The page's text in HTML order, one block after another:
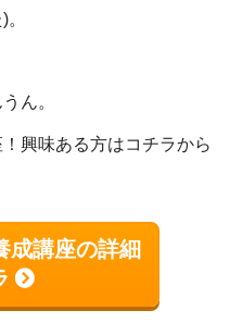
ん。
興味ある方はコチラから
成講座の詳細